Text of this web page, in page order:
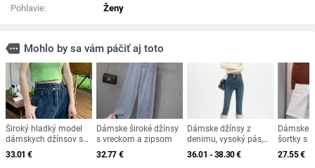
Pohlavie:
Ženy
more Mohlo by sa vám páčiť aj toto
Široký hladký model
dámskych džínsov s
vysokým pásom
33.01 €
Dámske široké džínsy
s vreckom a zipsom
32.77 €
Dámske džínsy z
denimu, vysoký pás,
úzky strih typu pencil,
na jar a leto
36.01 - 38.30€
Dámske
šortky s
pásom,
črta,
27.55€